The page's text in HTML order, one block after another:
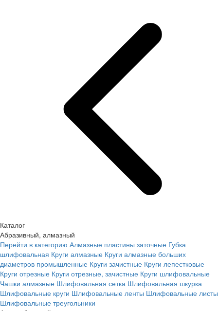
Каталог
Абразивный, алмазный
Перейти в категорию Алмазные пластины заточные Губка
шлифовальная Круги алмазные Круги алмазные больших
диаметров промышленные Круги зачистные Круги лепестковые
Круги отрезные Круги отрезные, зачистные Круги шлифовальные
Чашки алмазные Шлифовальная сетка Шлифовальная шкурка
Шлифовальные круги Шлифовальные ленты Шлифовальные листы
Шлифовальные треугольники